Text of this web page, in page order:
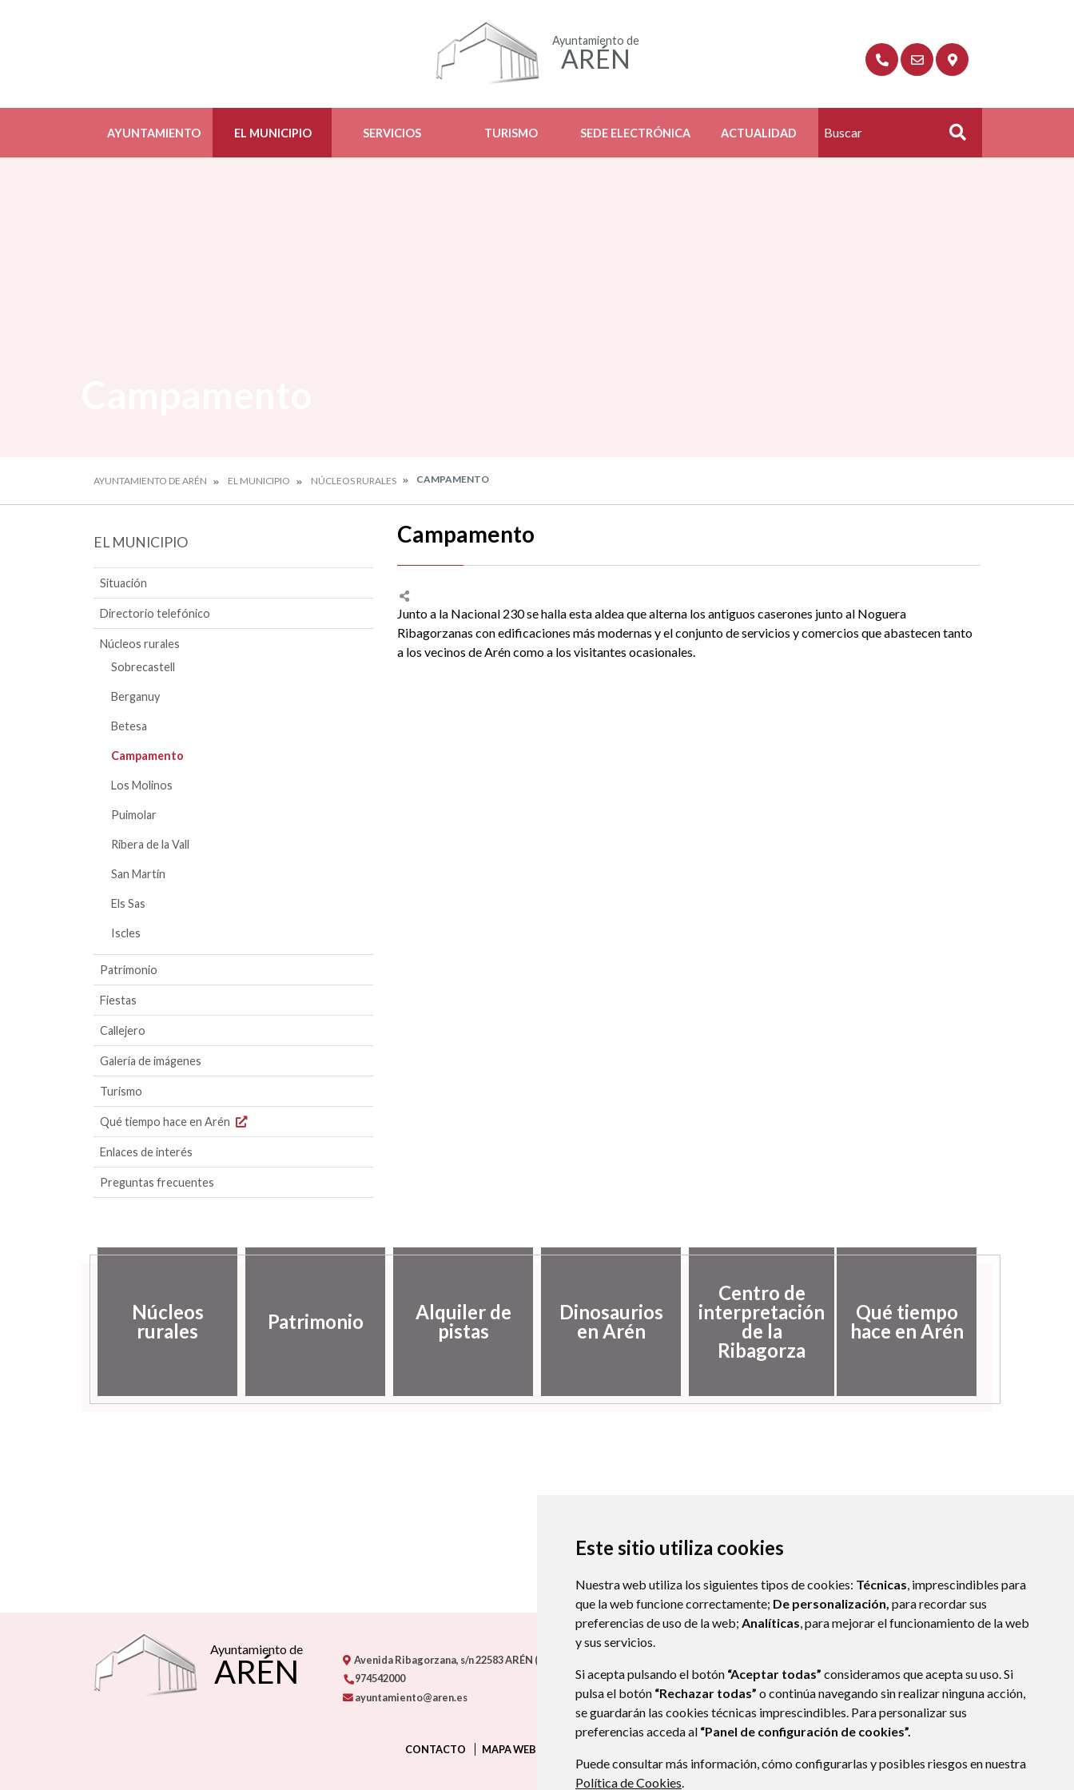
Este sitio utiliza cookies
Nuestra web utiliza los siguientes tipos de cookies: Técnicas, imprescindibles para
que la web funcione correctamente; De personalización, para recordar sus
preferencias de uso de la web; Analíticas, para mejorar el funcionamiento de la web
y sus servicios.
Si acepta pulsando el botón “Aceptar todas” consideramos que acepta su uso. Si
pulsa el botón “Rechazar todas” o continúa navegando sin realizar ninguna acción,
se guardarán las cookies técnicas imprescindibles. Para personalizar sus
preferencias acceda al “Panel de configuración de cookies”.
Puede consultar más información, cómo configurarlas y posibles riesgos en nuestra
Política de Cookies.
Ayuntamiento de
ARÉN
AYUNTAMIENTO EL MUNICIPIO SERVICIOS TURISMO SEDE ELECTRÓNICA ACTUALIDAD Buscar
AYUNTAMIENTO DE ARÉN EL MUNICIPIO NÚCLEOS RURALES CAMPAMENTO
EL MUNICIPIO
Situación
Directorio telefónico
Núcleos rurales
Sobrecastell
Berganuy
Betesa
Campamento
Los Molinos
Puimolar
Ribera de la Vall
San Martín
Els Sas
Iscles
Patrimonio
Fiestas
Callejero
Galería de imágenes
Turismo
Qué tiempo hace en Arén
Enlaces de interés
Preguntas frecuentes
Campamento
Junto a la Nacional 230 se halla esta aldea que alterna los antiguos caserones junto al Noguera
Ribagorzanas con edificaciones más modernas y el conjunto de servicios y comercios que abastecen tanto
a los vecinos de Arén como a los visitantes ocasionales.
Núcleos
rurales
Patrimonio
Alquiler de
pistas
Dinosaurios
en Arén
Centro de
interpretación
de la
Ribagorza
Qué tiempo
hace en Arén
Ayuntamiento de
ARÉN Avenida Ribagorzana, s/n22583ARÉN (HUESCA)
974542000
ayuntamiento@aren.es
CONTACTO MAPA WEB